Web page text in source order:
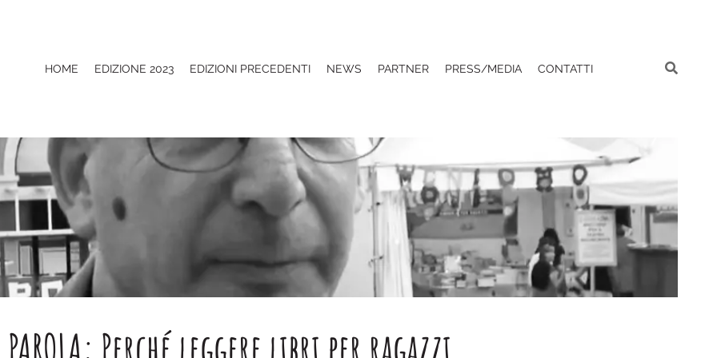
HOME EDIZIONE 2023 EDIZIONI PRECEDENTI NEWS PARTNER PRESS/MEDIA CONTATTI